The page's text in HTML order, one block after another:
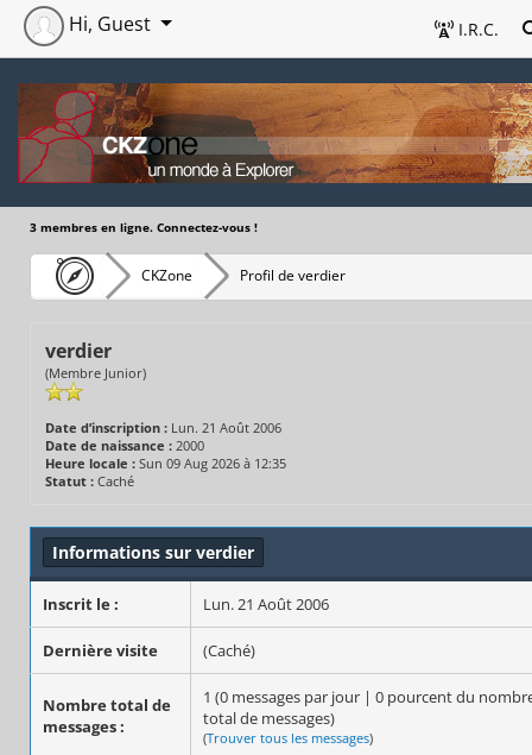
I.R.C.
Hi, Guest
3 membres en ligne. Connectez-vous !
CKZone Profil de verdier
verdier
(Membre Junior)
Date d’inscription : Lun. 21 Août 2006
Date de naissance : 2000
Heure locale : Sun 09 Aug 2026 à 12:35
Statut : Caché
Informations sur verdier
Inscrit le : Lun. 21 Août 2006
Dernière visite (Caché)
Nombre total de
messages :
1 (0 messages par jour | 0 pourcent du
total de messages)
(Trouver tous les messages)